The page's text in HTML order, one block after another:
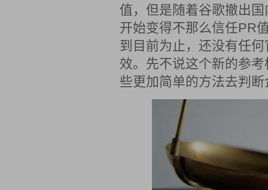
值，但是随着谷歌撤出
开始变得不那么信任PR
到目前为止，还没有任
效。先不说这个新的参
些更加简单的方法去判